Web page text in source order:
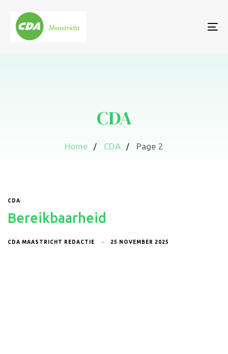
CDA
Home CDA Page 2
CDA
Bereikbaarheid
CDA MAASTRICHT REDACTIE 25 NOVEMBER 2025